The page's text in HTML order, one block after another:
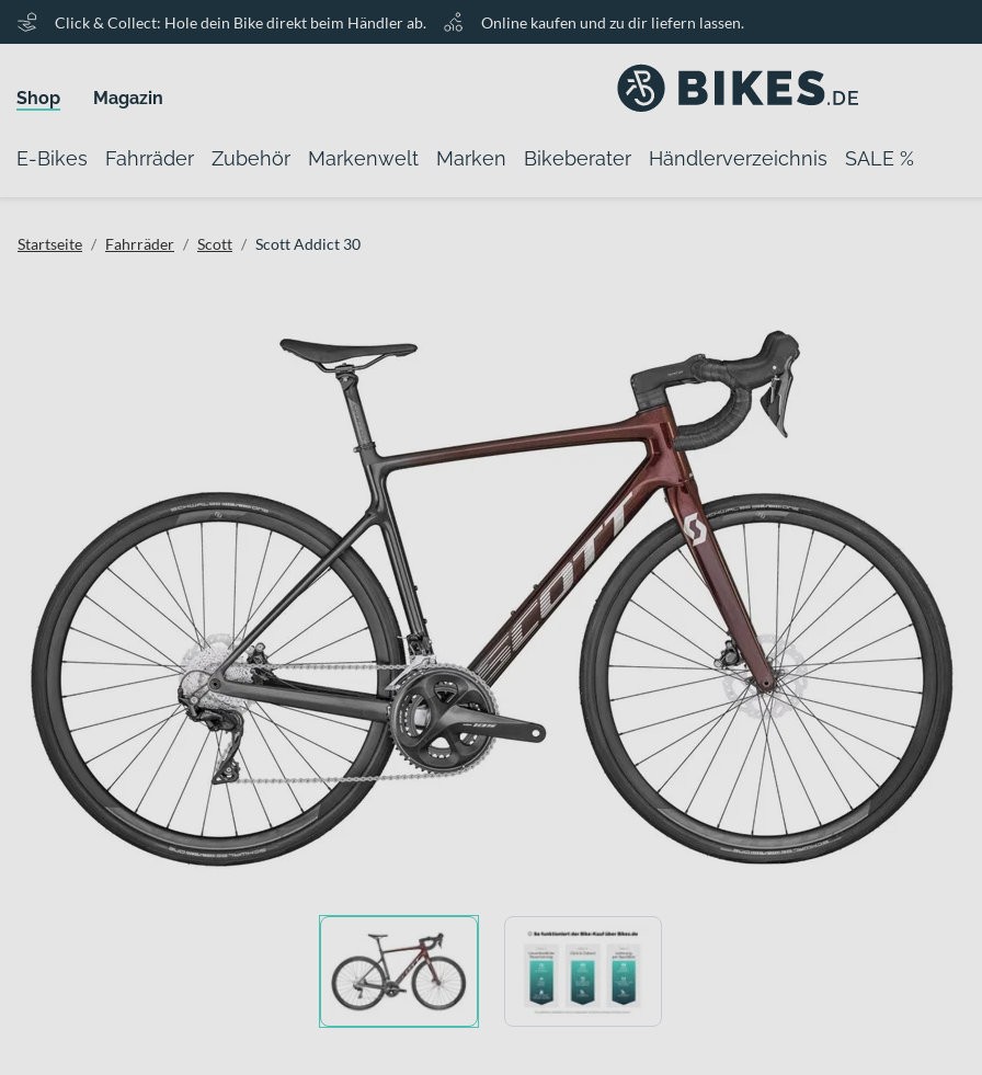
Click & Collect: Hole dein Bike direkt beim Händler ab. Online kaufen und zu dir liefern lassen.
Shop Magazin
E-Bikes Fahrräder Zubehör Markenwelt Marken Bikeberater Händlerverzeichnis SALE %
Startseite Fahrräder Scott Scott Addict 30